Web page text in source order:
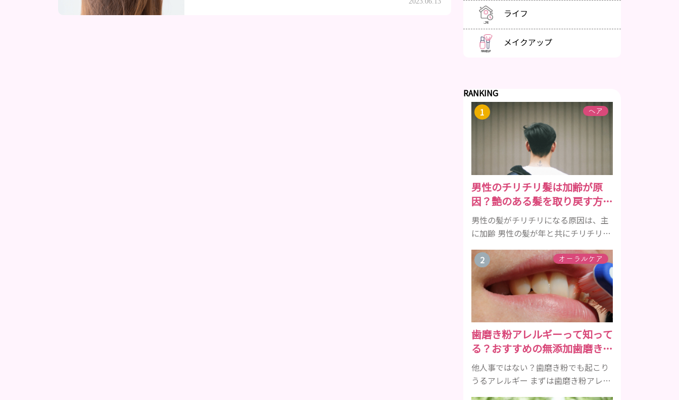
ライフ
メイクアップ
RANKING
ヘア
男性のチリチリ髪は加齢が原
因？艶のある髪を取り戻す方法
をご紹介
男性の髪がチリチリになる原因は、主
に加齢 男性の髪が年と共にチリチリに
い頃はしっかりとボリュームがあり、
髪にツヤがあった男性も、いつのまに
か髪がチリチリでペタンとするように
なったと感じる人もいるでしょう。特
に大人の男性としての魅力が出てくる
40代以降の男性に悩んでいる人が多い
傾向があります。 髪が生え変わるサイ
クルは、年齢と共に乱れていきます。
髪が太くならないま...
オーラルケア
歯磨き粉アレルギーって知って
る？おすすめの無添加歯磨き粉
をご紹介
他人事ではない？歯磨き粉でも起こり
うるアレルギー まずは歯磨き粉アレル